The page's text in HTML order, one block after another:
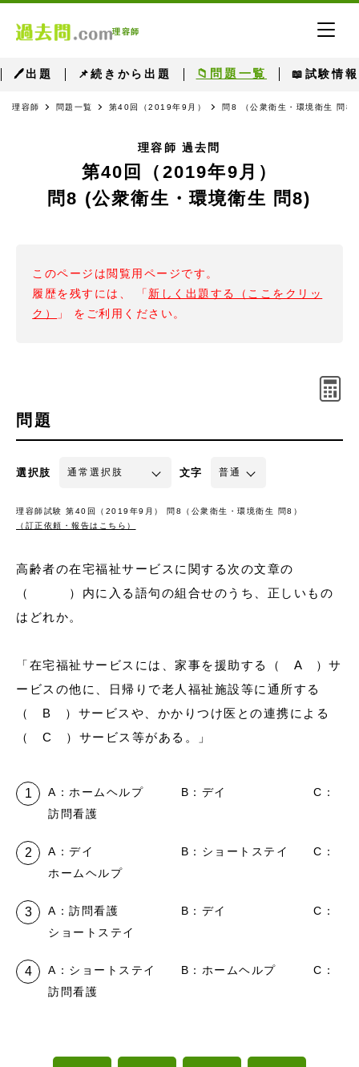
理容師
🖊出題 📌続きから出題 📁問題一覧 📖試験情報
理容師 問題一覧 第40回（2019年9月） 問8 （公衆衛生・環境衛生 問8
理容師 過去問
第40回（2019年9月）
問8 (公衆衛生・環境衛生 問8)
このページは閲覧用ページです。
履歴を残すには、 「 新しく出題する（ここをクリッ
ク）
」 をご利用ください。
問題
選択肢 文字
理容師試験 第40回（2019年9月） 問8（公衆衛生・環境衛生 問8）
（訂正依頼・報告はこちら）
高齢者の在宅福祉サービスに関する次の文章の
（ ）内に入る語句の組合せのうち、正しいもの
はどれか。
「在宅福祉サービスには、家事を援助する（ A ）サ
ービスの他に、日帰りで老人福祉施設等に通所する
（ B ）サービスや、かかりつけ医との連携による
（ C ）サービス等がある。」
A：ホームヘルプ B：デイ C：
訪問看護
A：デイ B：ショートステイ C：
ホームヘルプ
A：訪問看護 B：デイ C：
ショートステイ
A：ショートステイ B：ホームヘルプ C：
訪問看護